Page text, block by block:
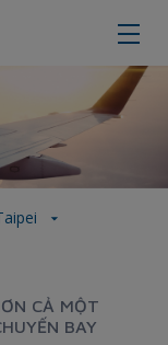
CẢ MỘT
BAY